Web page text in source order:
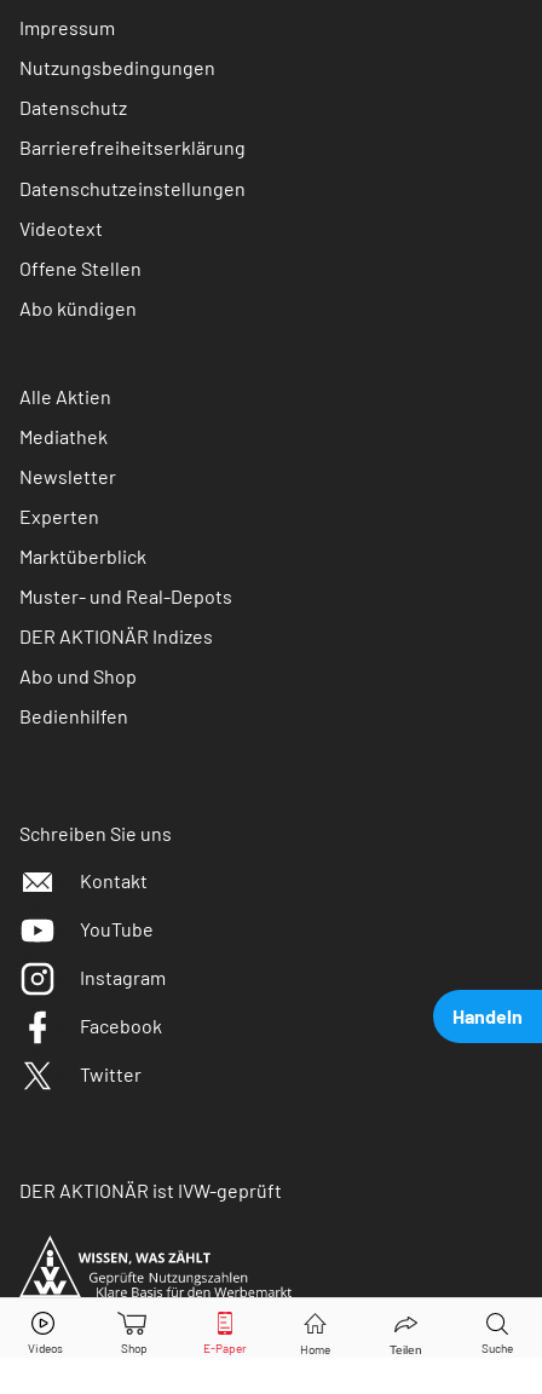
Handeln
Volkswagen Vz. Aktie jetzt handeln?
Impressum
Nutzungsbedingungen
Datenschutz
Barrierefreiheitserklärung
Datenschutzeinstellungen
Videotext
Offene Stellen
Abo kündigen
Alle Aktien
Mediathek
Newsletter
Experten
Marktüberblick
Muster- und Real-Depots
DER AKTIONÄR Indizes
Abo und Shop
Bedienhilfen
Schreiben Sie uns
Kontakt
YouTube
Instagram
Facebook
Twitter
DER AKTIONÄR ist IVW-geprüft